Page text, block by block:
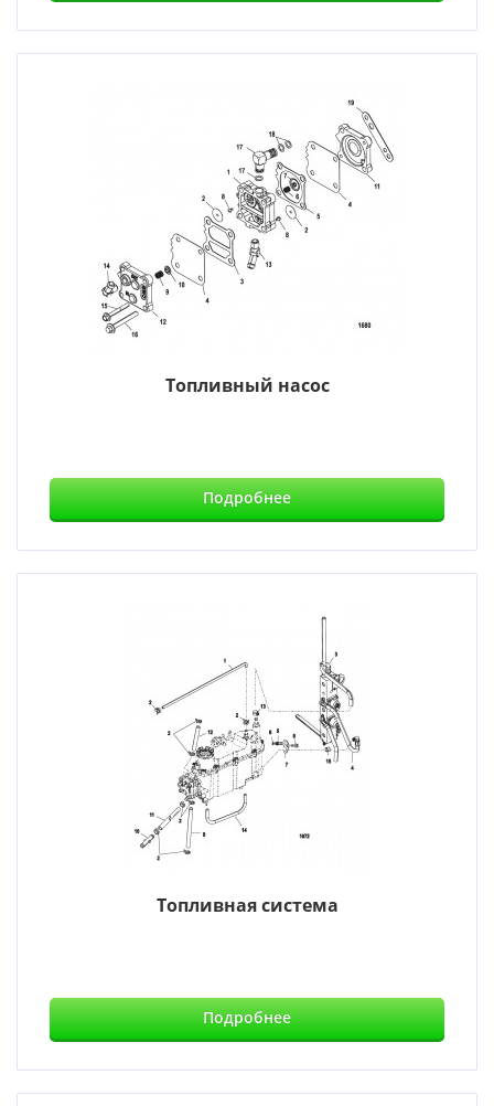
Топливный насос
Подробнее
Топливная система
Подробнее